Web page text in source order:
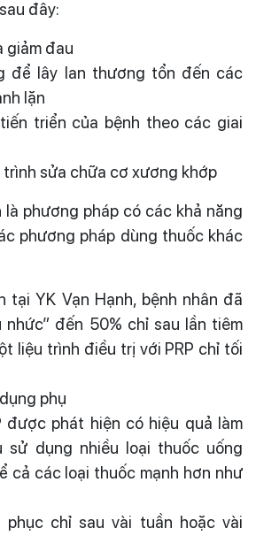
đây:
giảm đau
để lây lan thương tổn đến các
lặn
triển của bệnh theo các giai
sửa chữa cơ xương khớp
là phương pháp có các khả năng
phương pháp dùng thuốc khác
tại YK Vạn Hạnh, bệnh nhân đã
nhức” đến 50% chỉ sau lần tiêm
liệu trình điều trị với PRP chỉ tối
phụ
được phát hiện có hiệu quả làm
sử dụng nhiều loại thuốc uống
cả các loại thuốc mạnh hơn như
phục chỉ sau vài tuần hoặc vài